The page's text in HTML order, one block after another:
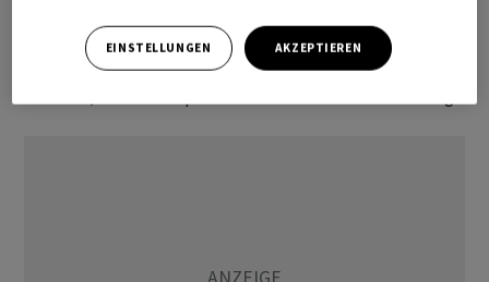
Trennung von überbautem und unüberbautem Land
verstärkt. Das vom Motionär geschilderte Problem
EINSTELLUNGEN AKZEPTIEREN